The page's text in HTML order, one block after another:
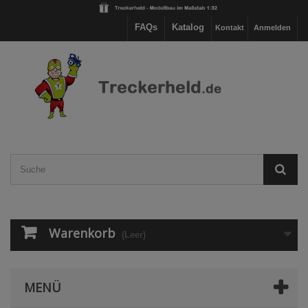
Anmelden
Kontakt
Katalog
FAQs
Warenkorb (Leer)
MENÜ